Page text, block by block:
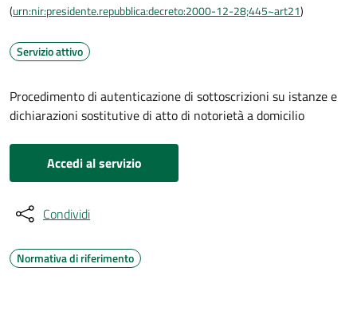
(urn:nir:presidente.repubblica:decreto:2000-12-28;445~art21)
Servizio attivo
Procedimento di autenticazione di sottoscrizioni su istanze e
dichiarazioni sostitutive di atto di notorietà a domicilio
Accedi al servizio
Condividi
Normativa di riferimento